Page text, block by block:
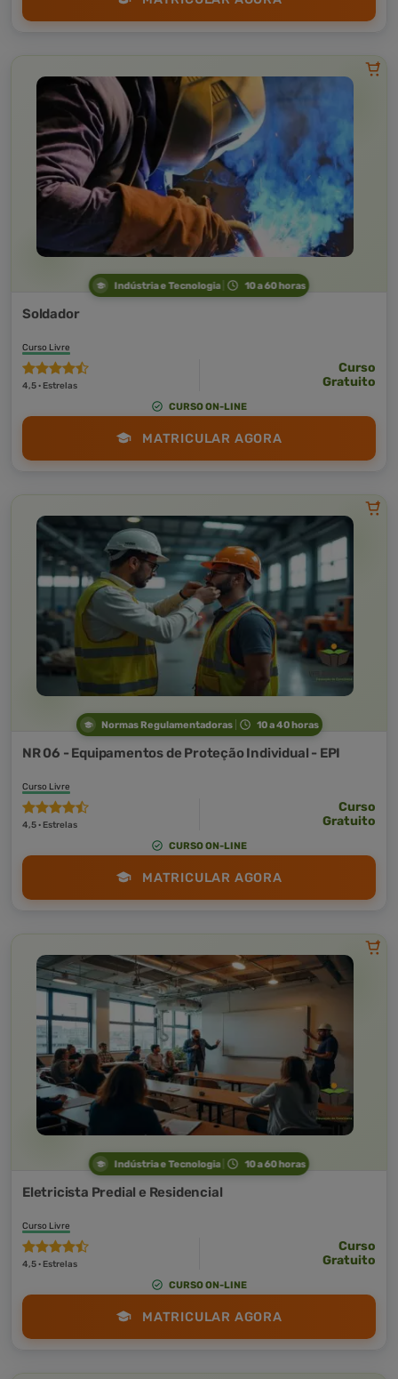
Indústria e Tecnologia 10 a 60 horas
Soldador
Curso Livre
4,5 · Estrelas
Curso
Gratuito
CURSO ON-LINE
MATRICULAR AGORA
Normas Regulamentadoras 10 a 40 horas
NR 06 - Equipamentos de Proteção Individual - EPI
Curso Livre
4,5 · Estrelas
Curso
Gratuito
CURSO ON-LINE
MATRICULAR AGORA
Indústria e Tecnologia 10 a 60 horas
Eletricista Predial e Residencial
Curso Livre
4,5 · Estrelas
Curso
Gratuito
CURSO ON-LINE
MATRICULAR AGORA